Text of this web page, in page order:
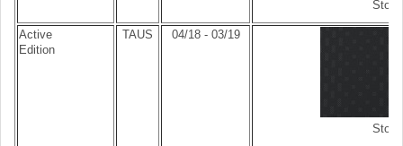
Stoff
Active
Edition
TAUS 04/18 - 03/19
Stoff